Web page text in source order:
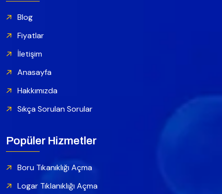
Blog
Fiyatlar
İletişim
Anasayfa
Hakkımızda
Sıkça Sorulan Sorular
Popüler Hizmetler
Boru Tıkanıklığı Açma
Logar Tıklanıklığı Açma